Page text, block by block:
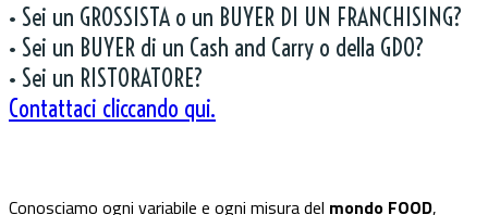
• Sei un GROSSISTA o un BUYER DI UN FRANCHISING?
• Sei un BUYER di un Cash and Carry o della GDO?
• Sei un RISTORATORE?
Contattaci cliccando qui.
Conosciamo ogni variabile e ogni misura del mondo FOOD,